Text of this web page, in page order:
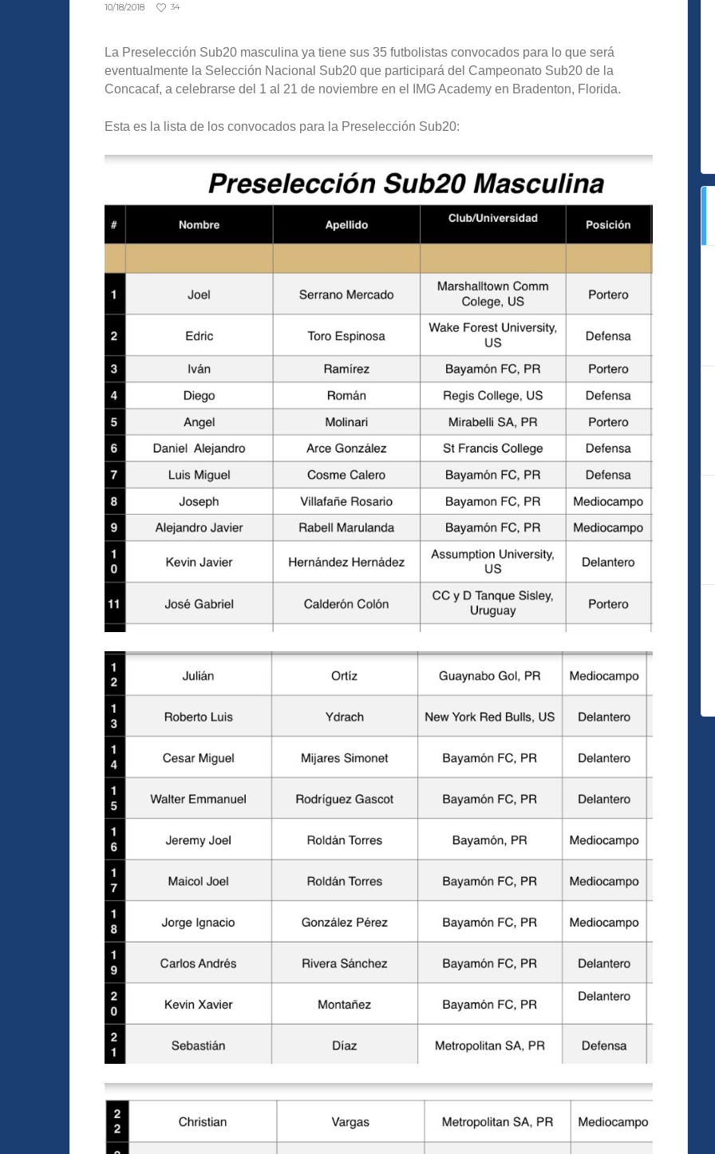
10/18/2018 34
La Preselección Sub20 masculina ya tiene sus 35 futbolistas convocados para lo que será
eventualmente la Selección Nacional Sub20 que participará del Campeonato Sub20 de la
Concacaf, a celebrarse del 1 al 21 de noviembre en el IMG Academy en Bradenton, Florida.
Esta es la lista de los convocados para la Preselección Sub20: